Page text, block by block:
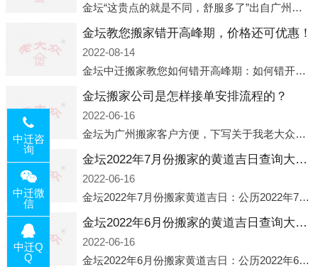
金坛“这贵点的就是不同，舒服多了”出自广州运营邓经理的口中。2023年开年刚出来，三个司机（加盟蓝犀牛的个人队伍）便请广州经理去佛山娱乐场所大消费了一次，据知悉一晚消费达一万多，由三人平摊费用，燃鹅这样的
金坛教您搬家错开高峰期，价格还可优惠！
2022-08-14
金坛中迁搬家教您如何错开高峰期：如何错开高峰期搬家，中迁搬家做了一些电话数据统计和分析，发现市民中午2点左右访问网站的人是最多的，电话咨询是早上9点左右是最多的，预约搬家周六和周日是最多的，网上QQ微
金坛搬家公司是怎样接单安排流程的？
2022-06-16
金坛为广州搬家客户方便，下写关于我老大众搬家公司接单的流程，九条给搬家朋友参考，了解搬家公司工序，免去搬家时的没有准备好的工作，给您及时快速的搬好家。一．电话咨询：专人接待客户电话咨询，初步了解客户搬 家
金坛2022年7月份搬家的黄道吉日查询大全一览表哪天适合搬家好日子
2022-06-16
金坛2022年7月份搬家黄道吉日：公历2022年7月6日 农历六月初八 星期三 冲虎(甲寅)公历2022年7月12日 农历六月十四 星期二 冲猴(庚申)公历2022年7月13日 农历六月十五 星期三 冲鸡
金坛2022年6月份搬家的黄道吉日查询大全一览表哪天适合搬家好日子
2022-06-16
金坛2022年6月份搬家黄道吉日：公历2022年6月1日 农历五月初三 星期三 冲兔(己卯)公历2022年6月4日 农历五月初六 星期六 冲马(壬午)公历2022年6月8日 农历五月初十 星期三 冲狗(丙
中迁咨
询
中迁微
信
中迁Q
Q